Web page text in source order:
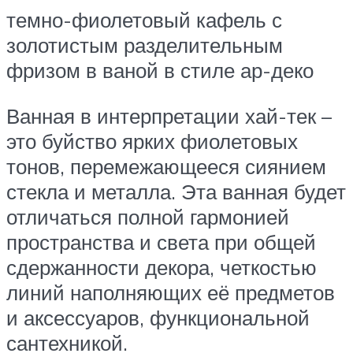
темно-фиолетовый кафель с
золотистым разделительным
фризом в ваной в стиле ар-деко
Ванная в интерпретации хай-тек –
это буйство ярких фиолетовых
тонов, перемежающееся сиянием
стекла и металла. Эта ванная будет
отличаться полной гармонией
пространства и света при общей
сдержанности декора, четкостью
линий наполняющих её предметов
и аксессуаров, функциональной
сантехникой.